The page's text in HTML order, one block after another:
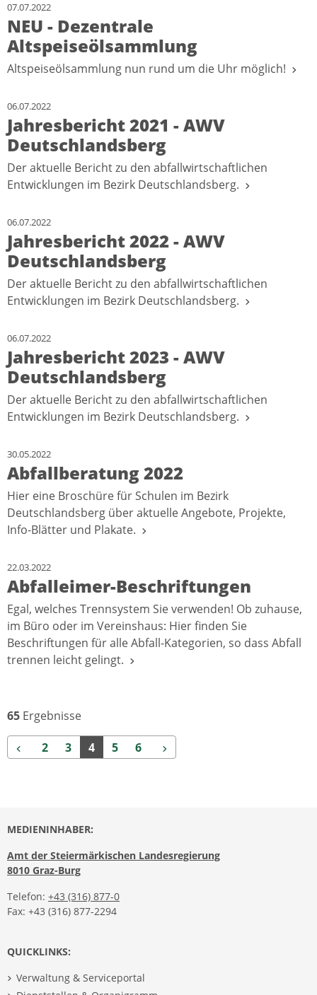
07.07.2022
NEU - Dezentrale
Altspeiseölsammlung
Altspeiseölsammlung nun rund um die Uhr möglich!
06.07.2022
Jahresbericht 2021 - AWV
Deutschlandsberg
Der aktuelle Bericht zu den abfallwirtschaftlichen
Entwicklungen im Bezirk Deutschlandsberg.
06.07.2022
Jahresbericht 2022 - AWV
Deutschlandsberg
Der aktuelle Bericht zu den abfallwirtschaftlichen
Entwicklungen im Bezirk Deutschlandsberg.
06.07.2022
Jahresbericht 2023 - AWV
Deutschlandsberg
Der aktuelle Bericht zu den abfallwirtschaftlichen
Entwicklungen im Bezirk Deutschlandsberg.
30.05.2022
Abfallberatung 2022
Hier eine Broschüre für Schulen im Bezirk
Deutschlandsberg über aktuelle Angebote, Projekte,
Info-Blätter und Plakate.
22.03.2022
Abfalleimer-Beschriftungen
Egal, welches Trennsystem Sie verwenden! Ob zuhause,
im Büro oder im Vereinshaus: Hier finden Sie
Beschriftungen für alle Abfall-Kategorien, so dass Abfall
trennen leicht gelingt.
65 Ergebnisse
Zurück
2 3 4 5 6 Weiter
MEDIENINHABER:
Amt der Steiermärkischen Landesregierung
8010 Graz-Burg
Telefon: +43 (316) 877-0
Fax: +43 (316) 877-2294
QUICKLINKS:
Verwaltung & Serviceportal